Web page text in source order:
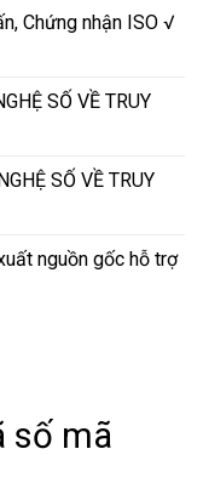
Chứng nhận ISO √
SỐ VỀ TRUY
SỐ VỀ TRUY
nguồn gốc hỗ trợ
số mã